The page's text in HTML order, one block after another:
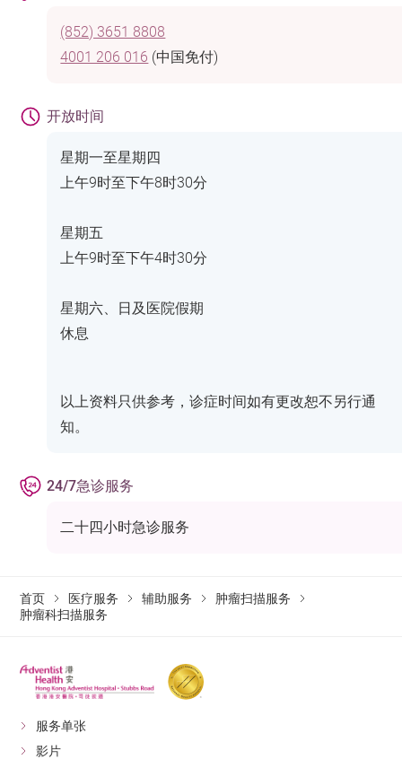
(852) 3651 8808
4001 206 016 (中国免付)
开放时间
星期一至星期四
上午9时至下午8时30分
星期五
上午9时至下午4时30分
星期六、日及医院假期
休息
以上资料只供参考，诊症时间如有更改恕不另行通
知。
24/7急诊服务
二十四小时急诊服务
首页 医疗服务 辅助服务
肿瘤扫描服务
肿瘤科扫描服务
服务单张
影片